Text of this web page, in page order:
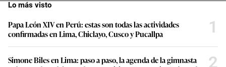
Lo más visto
Papa León XIV en Perú: estas son todas las actividades
confirmadas en Lima, Chiclayo, Cusco y Pucallpa
1
Simone Biles en Lima: paso a paso, la agenda de la gimnasta
2